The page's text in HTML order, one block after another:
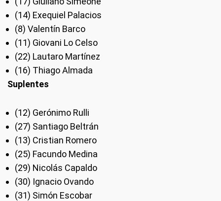
(14) Exequiel Palacios
(8) Valentín Barco
(11) Giovani Lo Celso
(22) Lautaro Martínez
(16) Thiago Almada
Suplentes
(12) Gerónimo Rulli
(27) Santiago Beltrán
(13) Cristian Romero
(25) Facundo Medina
(29) Nicolás Capaldo
(30) Ignacio Ovando
(31) Simón Escobar